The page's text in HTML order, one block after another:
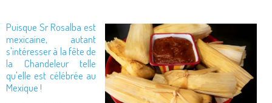
Puisque Sr Rosalba est
mexicaine, autant
s'intéresser à la fête de
la Chandeleur telle
qu'elle est célébrée au
Mexique !